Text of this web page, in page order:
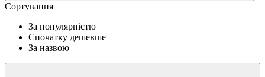
Сортування
За популярністю
Спочатку дешевше
За назвою